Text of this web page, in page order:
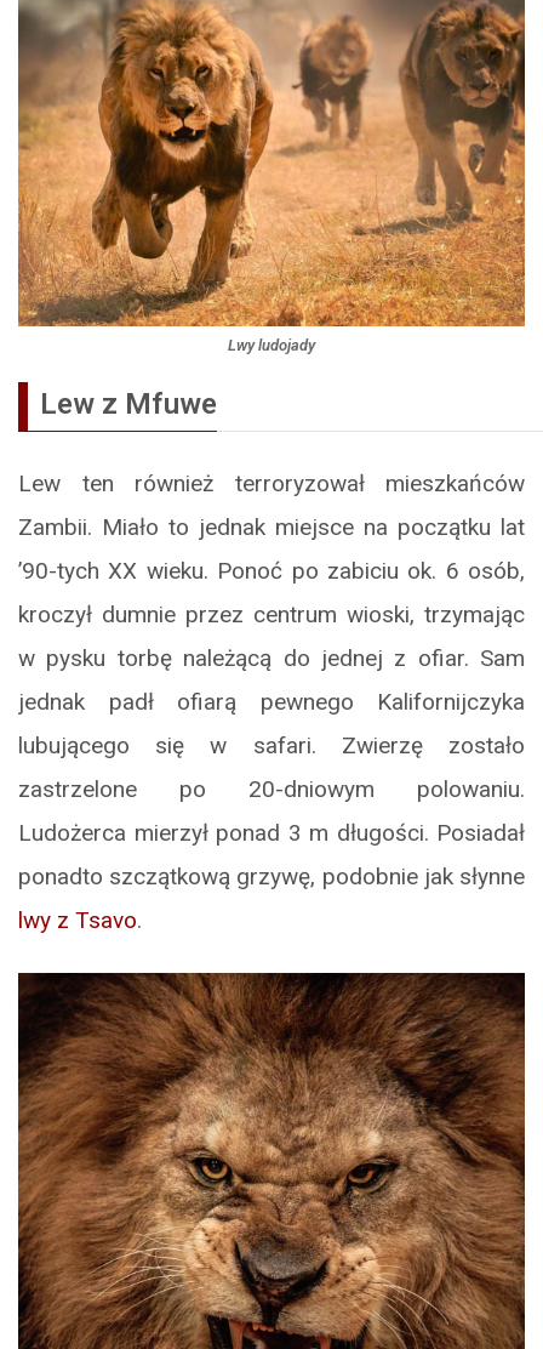
Lwy ludojady
Lew z Mfuwe
Lew ten również terroryzował mieszkańców
Zambii. Miało to jednak miejsce na początku lat
’90-tych XX wieku. Ponoć po zabiciu ok. 6 osób,
kroczył dumnie przez centrum wioski, trzymając
w pysku torbę należącą do jednej z ofiar. Sam
jednak padł ofiarą pewnego Kalifornijczyka
lubującego się w safari. Zwierzę zostało
zastrzelone po 20-dniowym polowaniu.
Ludożerca mierzył ponad 3 m długości. Posiadał
ponadto szczątkową grzywę, podobnie jak słynne
lwy z Tsavo.